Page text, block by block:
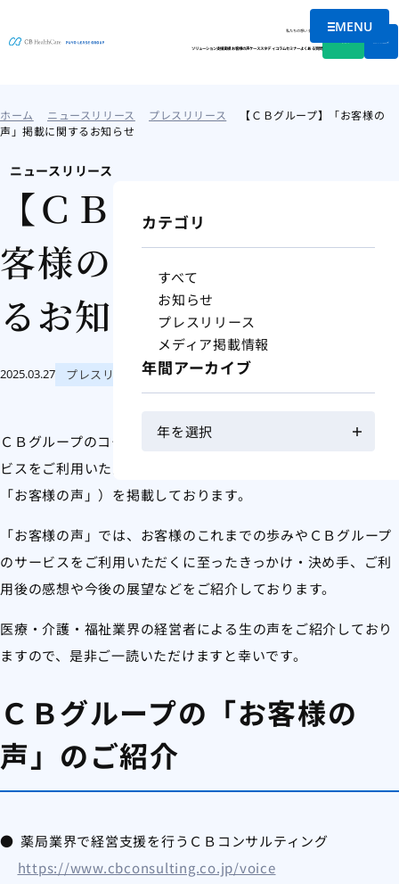
メニュー
MENU
私たちの想い会社情報
ソリューション支援実績お客様の声ケーススタディコラムセミナーよくある質問
ホーム ニュースリリース プレスリリース
【ＣＢグループ】「お客様の
声」掲載に関するお知らせ
ニュースリリース
【ＣＢグループ】「お
客様の声」掲載に関す
るお知らせ
2025.03.27 プレスリリース
ＣＢグループのコーポレートサイトでは、ＣＢグループのサー
ビスをご利用いただいたお客様へのインタビュー記事（以下、
「お客様の声」）を掲載しております。
「お客様の声」では、お客様のこれまでの歩みやＣＢグループ
のサービスをご利用いただくに至ったきっかけ・決め手、ご利
用後の感想や今後の展望などをご紹介しております。
医療・介護・福祉業界の経営者による生の声をご紹介しており
ますので、是非ご一読いただけますと幸いです。
ＣＢグループの「お客様の
声」のご紹介
● 薬局業界で経営支援を行うＣＢコンサルティング
https://www.cbconsulting.co.jp/voice
カテゴリ
すべて
お知らせ
プレスリリース
メディア掲載情報
年間アーカイブ